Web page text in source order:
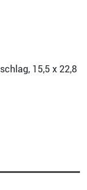
15,5 x 22,8